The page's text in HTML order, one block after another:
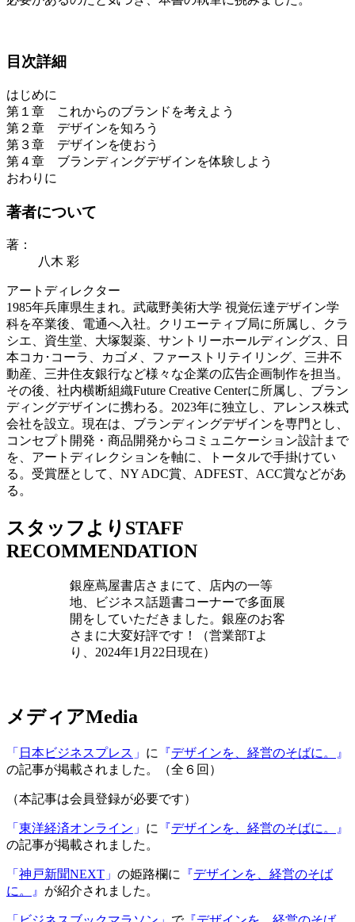
目次詳細
はじめに
第１章 これからのブランドを考えよう
第２章 デザインを知ろう
第３章 デザインを使おう
第４章 ブランディングデザインを体験しよう
おわりに
著者について
著：
八木 彩
アートディレクター
1985年兵庫県生まれ。武蔵野美術大学 視覚伝達デザイン学
科を卒業後、電通へ入社。クリエーティブ局に所属し、クラ
シエ、資生堂、大塚製薬、サントリーホールディングス、日
本コカ･コーラ、カゴメ、ファーストリテイリング、三井不
動産、三井住友銀行など様々な企業の広告企画制作を担当。
その後、社内横断組織Future Creative Centerに所属し、ブラン
ディングデザインに携わる。2023年に独立し、アレンス株式
会社を設立。現在は、ブランディングデザインを専門とし、
コンセプト開発・商品開発からコミュニケーション設計まで
を、アートディレクションを軸に、トータルで手掛けてい
る。受賞歴として、NY ADC賞、ADFEST、ACC賞などがあ
る。
スタッフより STAFF
RECOMMENDATION
銀座蔦屋書店さまにて、店内の一等
地、ビジネス話題書コーナーで多面展
開をしていただきました。銀座のお客
さまに大変好評です！（営業部Tよ
り、2024年1月22日現在）
メディアMedia
「 日本ビジネスプレス 」 に 『デザインを、経営のそばに。
』
の記事が掲載されました。（全６回）
（本記事は会員登録が必要です）
「 東洋経済オンライン 」 に 『デザインを、経営のそばに。
』
の記事が掲載されました。
「 神戸新聞NEXT 」 の姫路欄に 『デザインを、経営のそば
に。
』 が紹介されました。